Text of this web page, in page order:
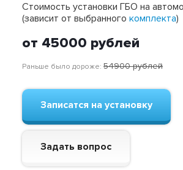
Стоимость установки ГБО на
(зависит от выбранного комплекта)
от 45000 рублей
Раньше было дороже: 54900рублей
Записатся на установку
Задать вопрос